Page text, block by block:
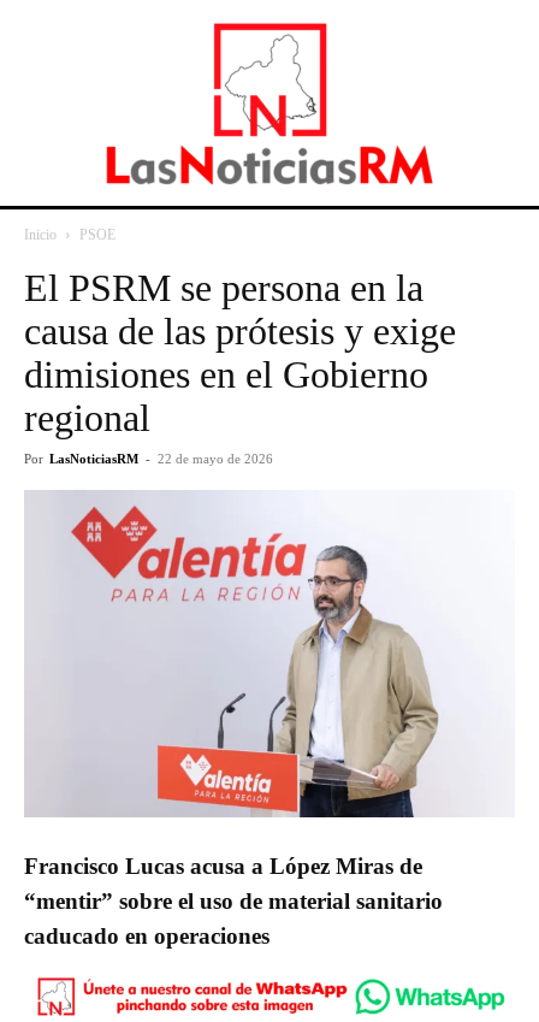
Inicio PSOE
El PSRM se persona en la
causa de las prótesis y exige
dimisiones en el Gobierno
regional
Por LasNoticiasRM - 22 de mayo de 2026
Francisco Lucas acusa a López Miras de
“mentir” sobre el uso de material sanitario
caducado en operaciones